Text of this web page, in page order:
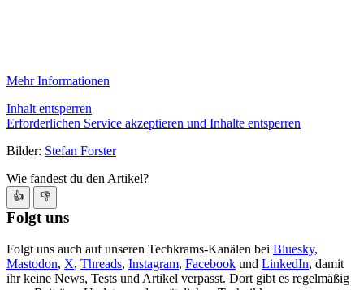
Mehr Informationen
Inhalt entsperren
Erforderlichen Service akzeptieren und Inhalte entsperren
Bilder: Stefan Forster
Wie fandest du den Artikel?
👍 👎
Folgt uns
Folgt uns auch auf unseren Techkrams-Kanälen bei Bluesky,
Mastodon, X, Threads, Instagram, Facebook und LinkedIn, damit
ihr keine News, Tests und Artikel verpasst. Dort gibt es regelmäßig